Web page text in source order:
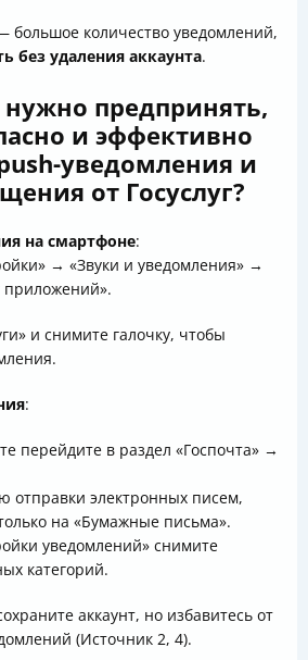
большое количество уведомлений,
без удаления аккаунта.
предпринять,
и эффективно
уведомления и
от Госуслуг?
на смартфоне:
→ «Звуки и уведомления» →
приложений».
и снимите галочку, чтобы
:
перейдите в раздел «Госпочта» →
отправки электронных писем,
на «Бумажные письма».
уведомлений» снимите
категорий.
аккаунт, но избавитесь от
(Источник 2, 4).